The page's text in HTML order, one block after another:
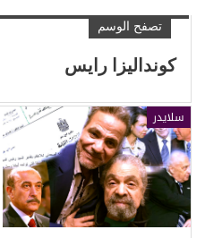
تصفح الوسم
كونداليزا رايس
سلايدر